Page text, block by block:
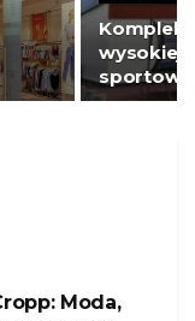
wysokiej
Moda,